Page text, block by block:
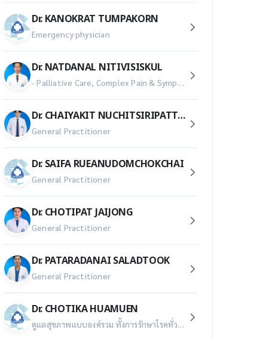
Dr. KANOKRAT TUMPAKORN
Emergency physician
Dr. NATDANAL NITIVISISKUL
Dr. CHAIYAKIT NUCHITSIRIPATTARA
General Practitioner
Dr. SAIFA RUEANUDOMCHOKCHAI
General Practitioner
Dr. CHOTIPAT JAIJONG
General Practitioner
Dr. PATARADANAI SALADTOOK
General Practitioner
Dr. CHOTIKA HUAMUEN